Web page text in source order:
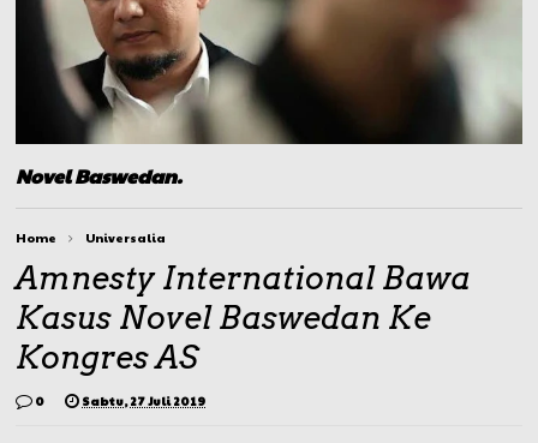
Novel Baswedan.
Home Universalia
Amnesty International Bawa
Kasus Novel Baswedan Ke
Kongres AS
0 Sabtu, 27 Juli 2019